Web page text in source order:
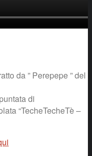
da ” Perepepe ” del
di
“TecheTecheTè –